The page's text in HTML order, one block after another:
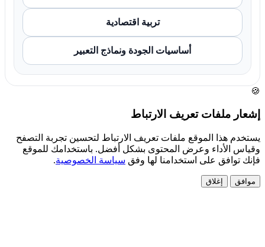
تربية اقتصادية
أساسيات الجودة ونماذج التعبير
🍪
إشعار ملفات تعريف الارتباط
يستخدم هذا الموقع ملفات تعريف الارتباط لتحسين تجربة التصفح
وقياس الأداء وعرض المحتوى بشكل أفضل. باستخدامك للموقع
فإنك توافق على استخدامنا لها وفق سياسة الخصوصية.
موافق إغلاق